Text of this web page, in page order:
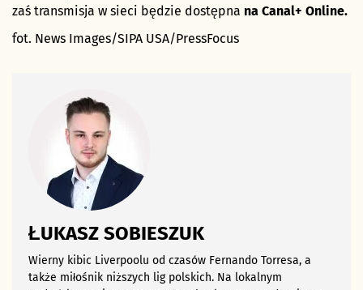
zaś transmisja w sieci będzie dostępna na Canal+ Online.
fot. News Images/SIPA USA/PressFocus
ŁUKASZ SOBIESZUK
Wierny kibic Liverpoolu od czasów Fernando Torresa, a
także miłośnik niższych lig polskich. Na lokalnym